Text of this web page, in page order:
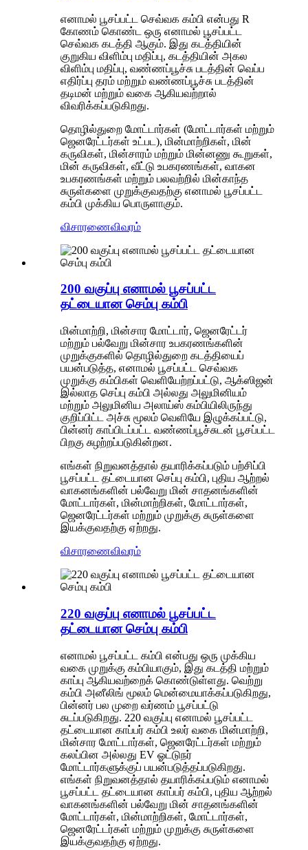
எனாமல் பூசப்பட்ட செவ்வக கம்பி என்பது R
கோணம் கொண்ட ஒரு எனாமல் பூசப்பட்ட
செவ்வக கடத்தி ஆகும். இது கடத்தியின்
குறுகிய விளிம்பு மதிப்பு, கடத்தியின் அகல
விளிம்பு மதிப்பு, வண்ணப்பூச்சு படத்தின் வெப்ப
எதிர்ப்பு தரம் மற்றும் வண்ணப்பூச்சு படத்தின்
தடிமன் மற்றும் வகை ஆகியவற்றால்
விவரிக்கப்படுகிறது.
தொழில்துறை மோட்டார்கள் (மோட்டார்கள் மற்றும்
ஜெனரேட்டர்கள் உட்பட), மின்மாற்றிகள், மின்
கருவிகள், மின்சாரம் மற்றும் மின்னணு கூறுகள்,
மின் கருவிகள், வீட்டு உபகரணங்கள், வாகன
உபகரணங்கள் மற்றும் பலவற்றில் மின்காந்த
சுருள்களை முறுக்குவதற்கு எனாமல் பூசப்பட்ட
கம்பி முக்கிய பொருளாகும்.
விசாரணைவிவரம்
200 வகுப்பு எனாமல் பூசப்பட்ட
தட்டையான செம்பு கம்பி
மின்மாற்றி, மின்சார மோட்டார், ஜெனரேட்டர்
மற்றும் பல்வேறு மின்சார உபகரணங்களின்
முறுக்குகளில் தொழில்துறை கடத்தியைப்
பயன்படுத்த, எனாமல் பூசப்பட்ட செவ்வக
முறுக்கு கம்பிகள் வெளியேற்றப்பட்டு, ஆக்ஸிஜன்
இல்லாத செப்பு கம்பி அல்லது அலுமினியம்
மற்றும் அலுமினிய அலாய்ஸ் கம்பியிலிருந்து
குறிப்பிட்ட அச்சு மூலம் வெளியே இழுக்கப்பட்டு,
பின்னர் காப்பிடப்பட்ட வண்ணப்பூச்சுடன் பூசப்பட்ட
பிறகு சுழற்றப்படுகின்றன.
எங்கள் நிறுவனத்தால் தயாரிக்கப்படும் பற்சிப்பி
பூசப்பட்ட தட்டையான செப்பு கம்பி, புதிய ஆற்றல்
வாகனங்களின் பல்வேறு மின் சாதனங்களின்
மோட்டார்கள், மின்மாற்றிகள், மோட்டார்கள்,
ஜெனரேட்டர்கள் மற்றும் முறுக்கு சுருள்களை
இயக்குவதற்கு ஏற்றது.
விசாரணைவிவரம்
220 வகுப்பு எனாமல் பூசப்பட்ட
தட்டையான செம்பு கம்பி
எனாமல் பூசப்பட்ட கம்பி என்பது ஒரு முக்கிய
வகை முறுக்கு கம்பியாகும், இது கடத்தி மற்றும்
காப்பு ஆகியவற்றைக் கொண்டுள்ளது. வெற்று
கம்பி அனீலிங் மூலம் மென்மையாக்கப்படுகிறது,
பின்னர் பல முறை வர்ணம் பூசப்பட்டு
சுடப்படுகிறது. 220 வகுப்பு எனாமல் பூசப்பட்ட
தட்டையான காப்பர் கம்பி உலர் வகை மின்மாற்றி,
மின்சார மோட்டார்கள், ஜெனரேட்டர்கள் மற்றும்
கலப்பின அல்லது EV ஓட்டுநர்
மோட்டார்களுக்குப் பயன்படுத்தப்படுகிறது.
எங்கள் நிறுவனத்தால் தயாரிக்கப்படும் எனாமல்
பூசப்பட்ட தட்டையான காப்பர் கம்பி, புதிய ஆற்றல்
வாகனங்களின் பல்வேறு மின் சாதனங்களின்
மோட்டார்கள், மின்மாற்றிகள், மோட்டார்கள்,
ஜெனரேட்டர்கள் மற்றும் முறுக்கு சுருள்களை
இயக்குவதற்கு ஏற்றது.